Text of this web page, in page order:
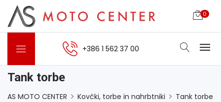
0
+386 1 562 37 00
Tank torbe
AS MOTO CENTER Kovčki, torbe in nahrbtniki Tank torbe